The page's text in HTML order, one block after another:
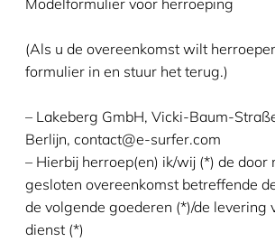
Modelformulier voor herroeping
(Als u de overeenkomst wilt
formulier in en stuur het terug.)
– Lakeberg GmbH, Vicki-Baum-
Berlijn, contact@e-surfer.com
– Hierbij herroep(en) ik/wij (*) de door
gesloten overeenkomst betreffende
de volgende goederen (*)/de levering
dienst (*)